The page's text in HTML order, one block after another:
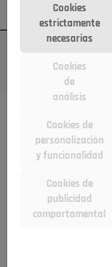
Su cuenta
Todas las noticias..
#TePrestoMisOjos
Entretenimiento
Internacional
Cookies
estrictamente
necesarias
Cookies
de
análisis
Cookies de
personalización
y funcionalidad
Cookies de
publicidad
comportamental